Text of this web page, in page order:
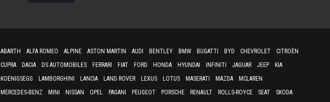
ABARTH ALFA ROMEO ALPINE ASTON MARTIN AUDI BENTLEY BMW BUGATTI BYD CHEVROLET
CITROËN
CUPRA
DACIA DS AUTOMOBILES FERRARI FIAT FORD HONDA HYUNDAI INFINITI JAGUAR JEEP
KIA
KOENIGSEGG
LAMBORGHINI LANCIA LAND ROVER LEXUS LOTUS MASERATI MAZDA
MCLAREN
MERCEDES-BENZ
MINI NISSAN OPEL PAGANI PEUGEOT PORSCHE RENAULT ROLLS-ROYCE SEAT
SKODA